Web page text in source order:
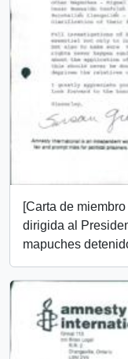
[Carta de
dirigida al
mapuches